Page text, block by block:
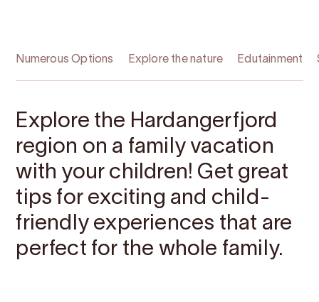
Numerous Options Explore the nature Edutainment
Explore the Hardangerfjord
region on a family vacation
with your children! Get great
tips for exciting and child-
friendly experiences that are
perfect for the whole family.